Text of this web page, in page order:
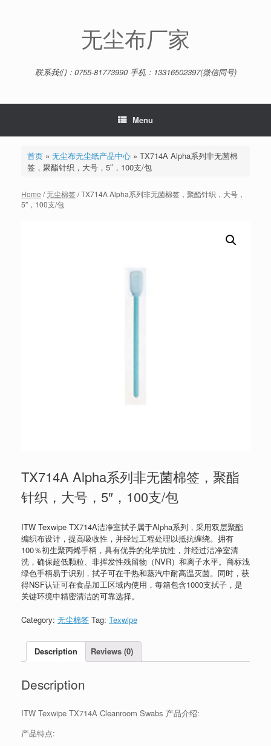
无尘布厂家
联系我们：0755-81773990 手机：13316502397(微信同号)
Menu
首页» 无尘布无尘纸产品中心» TX714A Alpha系列非无菌棉
签，聚酯针织，大号，5″，100支/包
Home /无尘棉签/ TX714A Alpha系列非无菌棉签，聚酯针织，大号，
5″，100支/包
TX714A Alpha系列非无菌棉签，聚酯
针织，大号，5″，100支/包
ITW Texwipe TX714A洁净室拭子属于Alpha系列，采用双层聚酯
编织布设计，提高吸收性，并经过工程处理以抵抗缠绕。拥有
100％初生聚丙烯手柄，具有优异的化学抗性，并经过洁净室清
洗，确保超低颗粒、非挥发性残留物（NVR）和离子水平。商标浅
绿色手柄易于识别，拭子可在干热和蒸汽中耐高温灭菌。同时，获
得NSF认证可在食品加工区域内使用，每箱包含1000支拭子，是
关键环境中精密清洁的可靠选择。
Category: 无尘棉签 Tag: Texwipe
Description Reviews (0)
Description
ITW Texwipe TX714A Cleanroom Swabs 产品介绍:
产品特点: